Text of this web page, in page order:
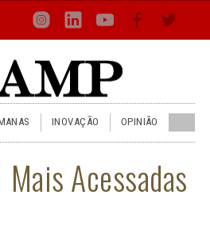
Inst Lin You Face Twit
INOVAÇÃO
OPINIÃO
Mais Acessadas